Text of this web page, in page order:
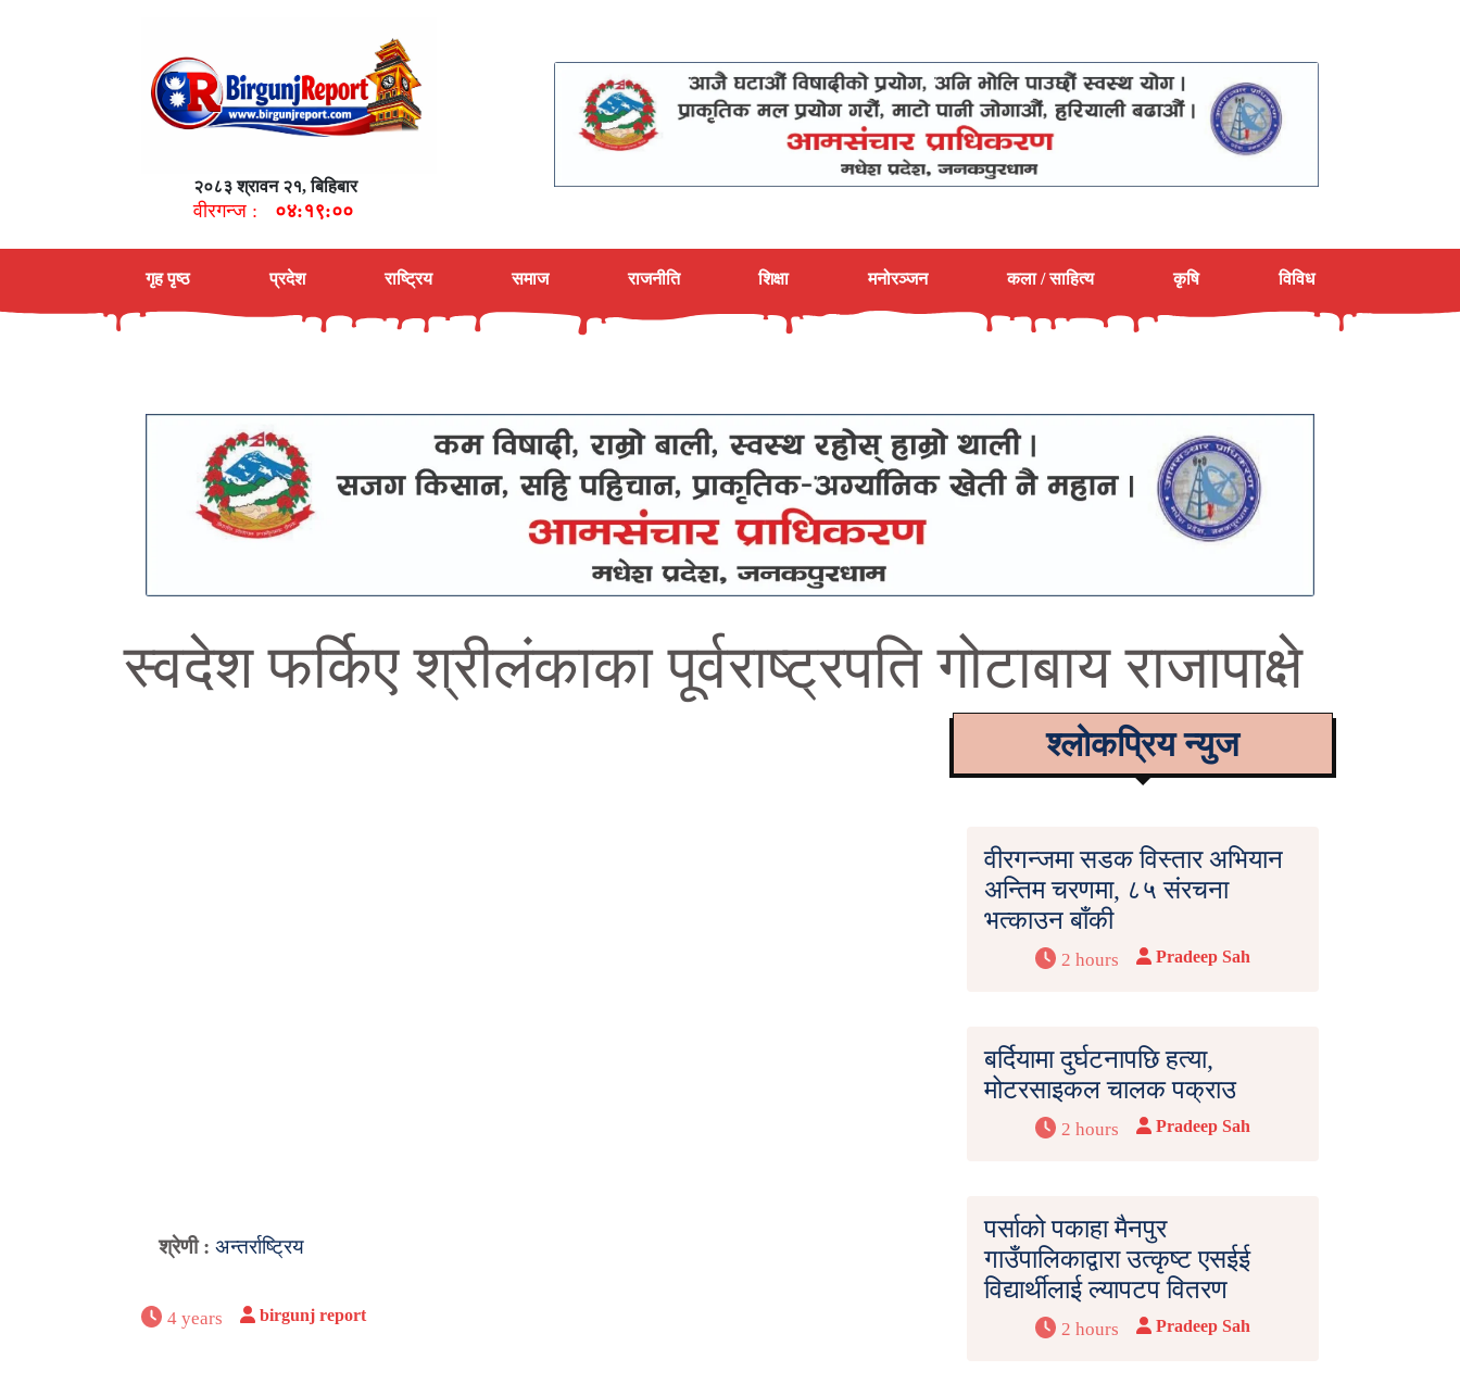
२०८३ श्रावन २१, बिहिबार
वीरगन्ज : ०४:१९:०१
गृह पृष्ठ प्रदेश राष्ट्रिय समाज राजनीति शिक्षा मनोरञ्जन कला / साहित्य कृषि विविध
स्वदेश फर्किए श्रीलंकाका पूर्वराष्ट्रपति गोटाबाय राजापाक्षे
श्रेणी : अन्तर्राष्ट्रिय
4 years birgunj report
श्लोकप्रिय न्युज
वीरगन्जमा सडक विस्तार अभियान
अन्तिम चरणमा, ८५ संरचना
भत्काउन बाँकी
2 hours Pradeep Sah
बर्दियामा दुर्घटनापछि हत्या,
मोटरसाइकल चालक पक्राउ
2 hours Pradeep Sah
पर्साको पकाहा मैनपुर
गाउँपालिकाद्वारा उत्कृष्ट एसईई
विद्यार्थीलाई ल्यापटप वितरण
2 hours Pradeep Sah